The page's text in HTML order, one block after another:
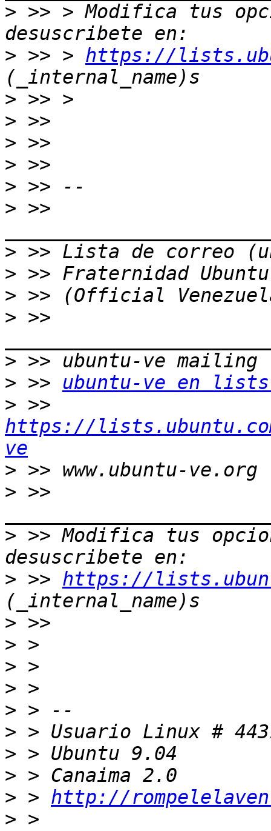
> >> > Modifica tus
> >> > https://
>
>
>
>
>
> >>
>
>
>
> >>
>
> >> ubuntu-ve en
>
https://
ve
>
> >>
> >> Modifica tus
> >> https://
>
>
>
>
>
>
>
>
> > http://
> >